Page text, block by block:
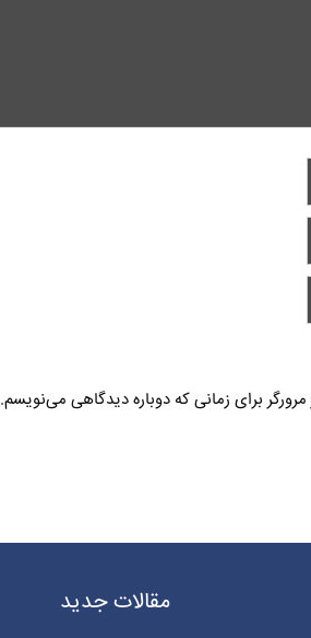
برای زمانی که دوباره دیدگاهی می‌نویسم.
مقالات جدید